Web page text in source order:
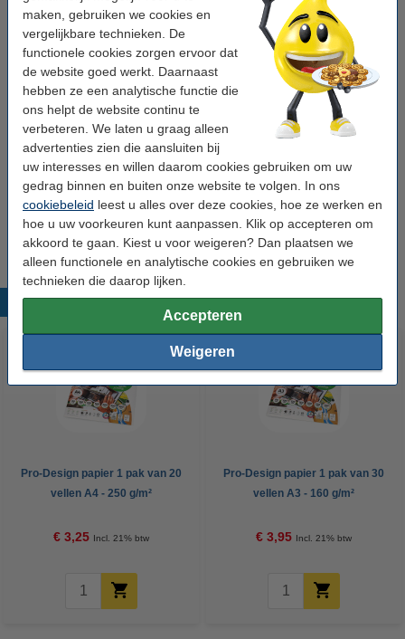
maken, gebruiken we cookies en
vergelijkbare technieken. De
functionele cookies zorgen ervoor dat
de website goed werkt. Daarnaast
hebben ze een analytische functie die
ons helpt de website continu te
verbeteren. We laten u graag alleen
advertenties zien die aansluiten bij
uw interesses en willen daarom cookies gebruiken om uw
gedrag binnen en buiten onze website te volgen. In ons
cookiebeleid leest u alles over deze cookies, hoe ze werken en
hoe u uw voorkeuren kunt aanpassen. Klik op accepteren om
akkoord te gaan. Kiest u voor weigeren? Dan plaatsen we
alleen functionele en analytische cookies en gebruiken we
technieken die daarop lijken.
Accepteren
Weigeren
Verpakkingseenheid: pak
Pro-Design papier 1 pak van 125 vellen A3 -
250 g/m²
€ 16,50
LET OP!
Controleer voor aanschaf de specificaties van uw printer!
Niet elke printer kan dit papiergewicht verwerken.
Populaire producten
Pro-Design papier 1 pak van 20
vellen A4 - 250 g/m²
€ 3,25 Incl. 21% btw
Pro-Design papier 1 pak van 30
vellen A3 - 160 g/m²
€ 3,95 Incl. 21% btw